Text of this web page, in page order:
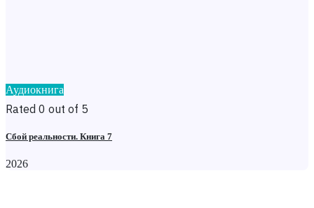
Аудиокнига
Rated 0 out of 5
Сбой реальности. Книга 7
2026